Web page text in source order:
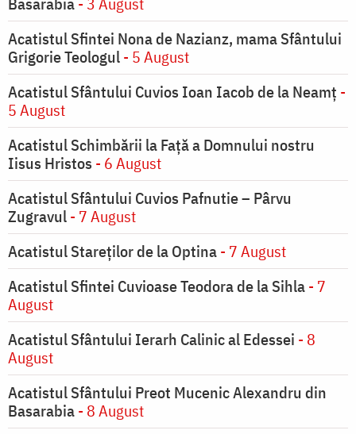
Acatistul Sfintei Nona de Nazianz, mama Sfântului
Grigorie Teologul- 5 August
Acatistul Sfântului Cuvios Ioan Iacob de la Neamț -
5 August
Acatistul Schimbării la Faţă a Domnului nostru
Iisus Hristos - 6 August
Acatistul Sfântului Cuvios Pafnutie – Pârvu
Zugravul- 7 August
Acatistul Stareţilor de la Optina- 7 August
Acatistul Sfintei Cuvioase Teodora de la Sihla- 7
August
Acatistul Sfântului Ierarh Calinic al Edessei - 8
August
Acatistul Sfântului Preot Mucenic Alexandru din
Basarabia- 8 August